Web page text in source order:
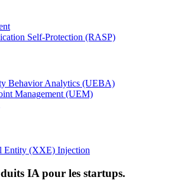
Self-Protection (RASP)
Behavior Analytics (UEBA)
Management (UEM)
Entity (XXE) Injection
IA pour les startups.